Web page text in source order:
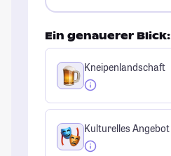
Ein genauerer Blick:
Kneipenlandschaft
Kulturelles Angebot